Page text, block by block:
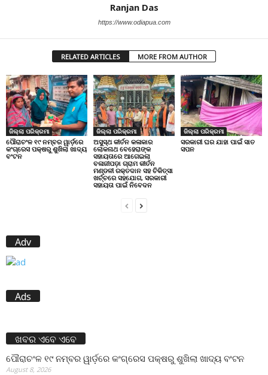
Ranjan Das
https://www.odiapua.com
RELATED ARTICLES MORE FROM AUTHOR
ଜିଲ୍ଲା ପରିକ୍ରମା
ପୌରାଚଂଳ ୧୯ ନମ୍ବର ୱାର୍ଡ଼ରେ
କଂଗ୍ରେସ ପକ୍ଷରୁ ଶୁଖିଲା ଖାଦ୍ୟ
ବଂଟନ
ଜିଲ୍ଲା ପରିକ୍ରମା
ଅସୁସ୍ଥ କୀର୍ତନ କଳାକାର
ଲୋକନାଥ ବେହେରାଙ୍କ
ସହାୟତାରେ ଆଗେଇଲା
ବଳାଜୀପଡ଼ା ଗ୍ରାମ କୀର୍ତନ
ମଣ୍ଡଳୀ ରକ୍ତଦାନ ସହ ଚିକିତ୍ସା
ଖର୍ଚ୍ଚରେ ସହଯୋଗ, ସରକାରୀ
ସହାୟତା ପାଇଁ ନିବେଦନ
ଜିଲ୍ଲା ପରିକ୍ରମା
ସରକାରୀ ଘର ଯାହା ପାଇଁ ସାତ
ସପନ
Adv
Ads
ଖବର ଏବେ ଏବେ
ପୌରାଚଂଳ ୧୯ ନମ୍ବର ୱାର୍ଡ଼ରେ କଂଗ୍ରେସ ପକ୍ଷରୁ ଶୁଖିଲା ଖାଦ୍ୟ ବଂଟନ
August 8, 2026